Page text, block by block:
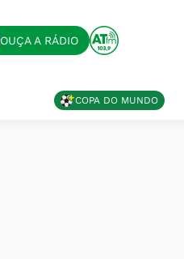
OUÇA A RÁDIO
COPA DO MUNDO